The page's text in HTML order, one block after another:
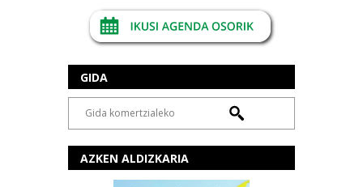
GIDA
AZKEN ALDIZKARIA